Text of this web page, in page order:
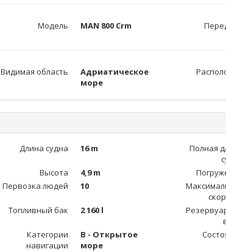
Модель MAN 800 Crm
Видимая область
Адриатическое
море
Длина судна 16 m
Полная
Высота 4,9 m
Первозка людей 10
Топливный бак 2 160 l
Категории
навигации
B - Открытое
море